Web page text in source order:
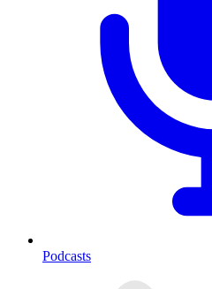
Podcasts